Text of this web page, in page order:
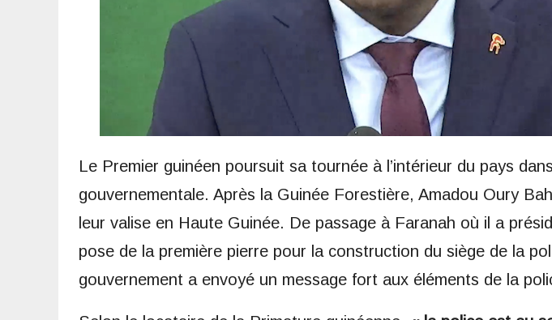
Le Premier guinéen poursuit sa tournée à l’intérieur du pays
gouvernementale. Après la Guinée Forestière, Amadou Oury
leur valise en Haute Guinée. De passage à Faranah où il a
pose de la première pierre pour la construction du siège de la
gouvernement a envoyé un message fort aux éléments de la